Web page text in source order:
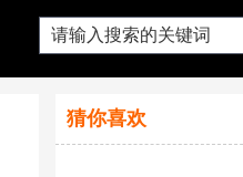
猜你喜欢